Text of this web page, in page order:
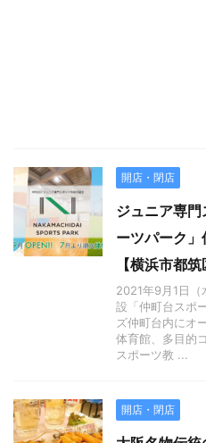
開店・閉店
ジュニア専
ーツパーク
【横浜市都筑
2021年9月1日（
設「仲町台スポ
ズ仲町台内にオ
体育館、多目的
スポーツ教 ...
開店・閉店